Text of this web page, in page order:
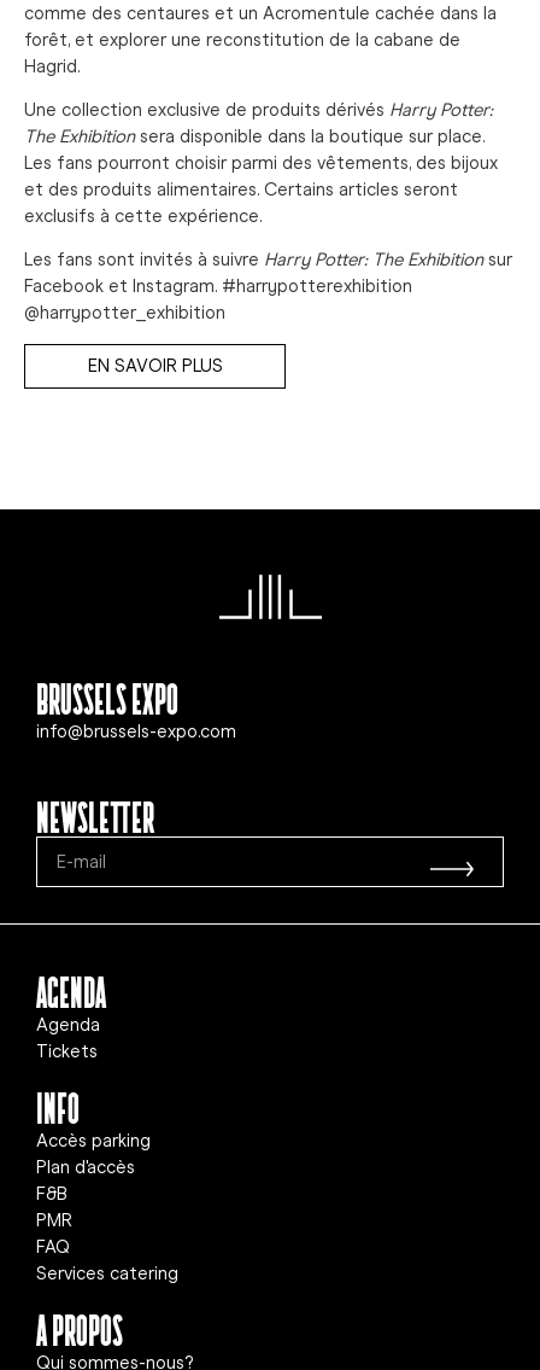
comme des centaures et un Acromentule cachée dans la
forêt, et explorer une reconstitution de la cabane de
Hagrid.
Une collection exclusive de produits dérivés Harry Potter:
The Exhibitionsera disponible dans la boutique sur place.
Les fans pourront choisir parmi des vêtements, des bijoux
et des produits alimentaires. Certains articles seront
exclusifs à cette expérience.
Les fans sont invités à suivre Harry Potter: The Exhibitionsur
Facebook et Instagram. #harrypotterexhibition
@harrypotter_exhibition
EN SAVOIR PLUS
Brussels Expo
info@brussels-expo.com
Newsletter
Agenda
Agenda
Tickets
info
Accès parking
Plan d'accès
F&B
PMR
FAQ
Services catering
A propos
Qui sommes-nous?